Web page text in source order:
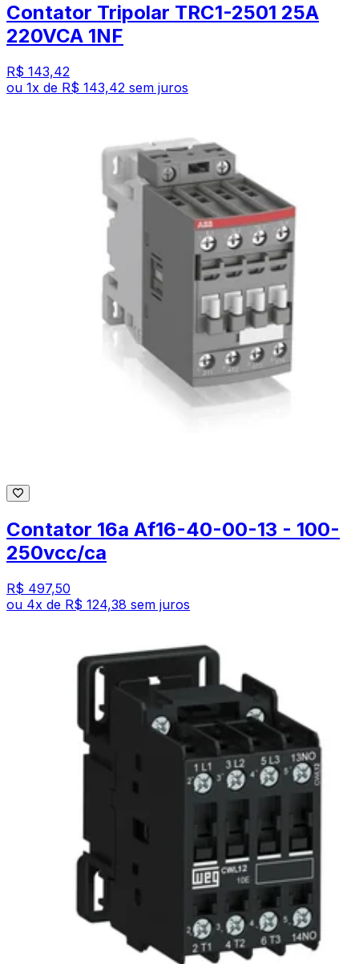
Contator Tripolar TRC1-2501 25A
220VCA 1NF
R$ 143,42
ou 1x de R$ 143,42 sem juros
Contator 16a Af16-40-00-13 - 100-
250vcc/ca
R$ 497,50
ou 4x de R$ 124,38 sem juros